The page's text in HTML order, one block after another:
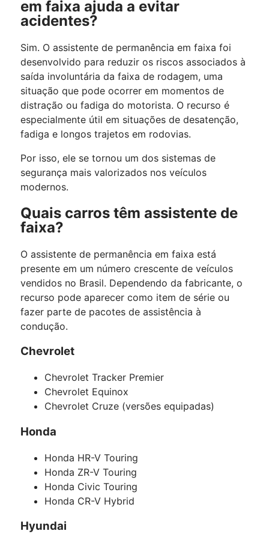
em faixa ajuda a evitar
acidentes?
Sim. O assistente de permanência em faixa foi
desenvolvido para reduzir os riscos associados à
saída involuntária da faixa de rodagem, uma
situação que pode ocorrer em momentos de
distração ou fadiga do motorista. O recurso é
especialmente útil em situações de desatenção,
fadiga e longos trajetos em rodovias.
Por isso, ele se tornou um dos sistemas de
segurança mais valorizados nos veículos
modernos.
Quais carros têm assistente de
faixa?
O assistente de permanência em faixa está
presente em um número crescente de veículos
vendidos no Brasil. Dependendo da fabricante, o
recurso pode aparecer como item de série ou
fazer parte de pacotes de assistência à
condução.
Chevrolet
Chevrolet Tracker Premier
Chevrolet Equinox
Chevrolet Cruze (versões equipadas)
Honda
Honda HR-V Touring
Honda ZR-V Touring
Honda Civic Touring
Honda CR-V Hybrid
Hyundai